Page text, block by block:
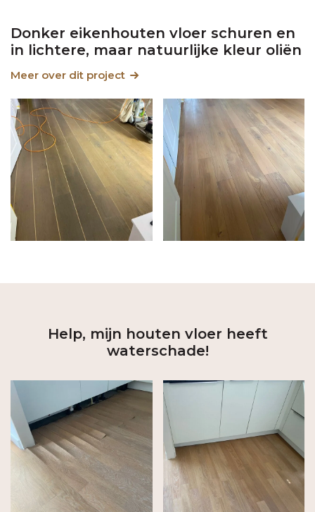
Donker eikenhouten vloer schuren en
in lichtere, maar natuurlijke kleur oliën
Meer over dit project
Help, mijn houten vloer heeft
waterschade!